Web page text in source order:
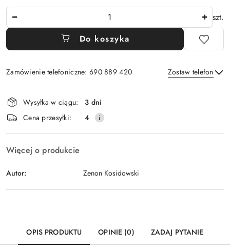
szt.
Do koszyka
Zamówienie telefoniczne: 690 889 420 Zostaw telefon
Wyślij
Dostępność
i
dostawa
Wysyłka w ciągu:
3 dni
Cena przesyłki:
4
Więcej o produkcie
Autor: Zenon Kosidowski
OPIS PRODUKTU OPINIE (0) ZADAJ PYTANIE